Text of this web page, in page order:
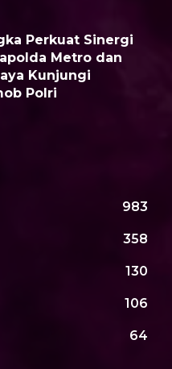
Perkuat Sinergi
Metro dan
Kunjungi
Polri
983
358
130
106
64